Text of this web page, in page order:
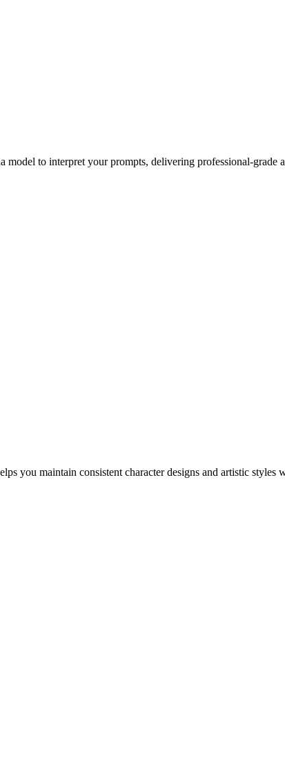
to interpret your prompts, delivering professional-grade
you maintain consistent character designs and artistic styles